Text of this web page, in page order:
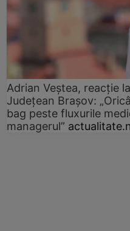
Adrian Veștea, reacție
Județean Brașov:
bag peste fluxurile
managerul”